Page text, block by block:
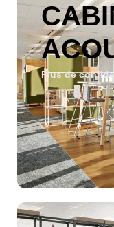
Plus de